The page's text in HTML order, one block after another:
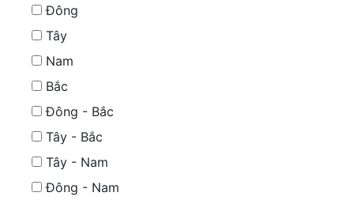
Đông
Tây
Nam
Bắc
Đông - Bắc
Tây - Bắc
Tây - Nam
Đông - Nam